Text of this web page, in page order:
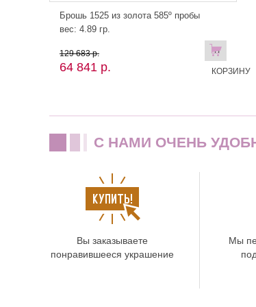
Брошь 1525 из золота 585º пробы
вес: 4.89 гр.
129 683 р.
64 841 р.
В
КОРЗИНУ
C НАМИ ОЧЕНЬ
Вы заказываете
понравившееся украшение
Мы